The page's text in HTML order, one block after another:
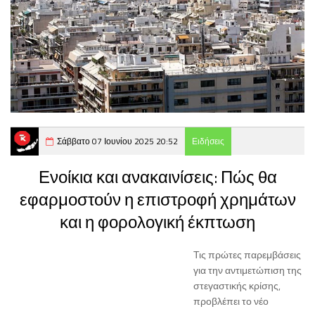
Σάββατο 07 Ιουνίου 2025 20:52 Ειδήσεις
Ενοίκια και ανακαινίσεις: Πώς θα
εφαρμοστούν η επιστροφή χρημάτων
και η φορολογική έκπτωση
Τις πρώτες παρεμβάσεις
για την αντιμετώπιση της
στεγαστικής κρίσης,
προβλέπει το νέο